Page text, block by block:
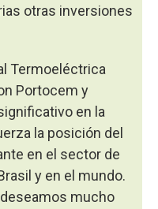
otras inversiones
Termoeléctrica
Portocem y
en la
la posición del
en el sector de
y en el mundo.
mucho